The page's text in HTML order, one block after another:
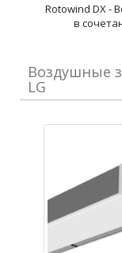
Rotowind DX -
в
Воздушные
LG